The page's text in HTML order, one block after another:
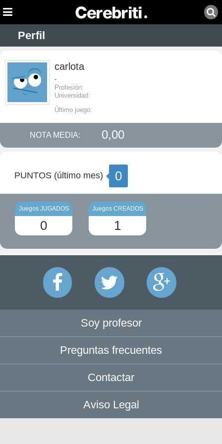
Perfil
carlota
-
Profesión:
Universidad:
Último juego:
NOTA MEDIA: 0,00
PUNTOS (último mes) 0
Juegos JUGADOS
0
Juegos CREADOS
1
Soy profesor
Preguntas frecuentes
Contactar
Aviso Legal